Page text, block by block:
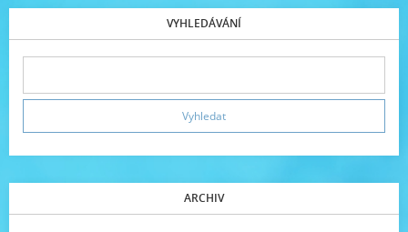
VYHLEDÁVÁNÍ
ARCHIV